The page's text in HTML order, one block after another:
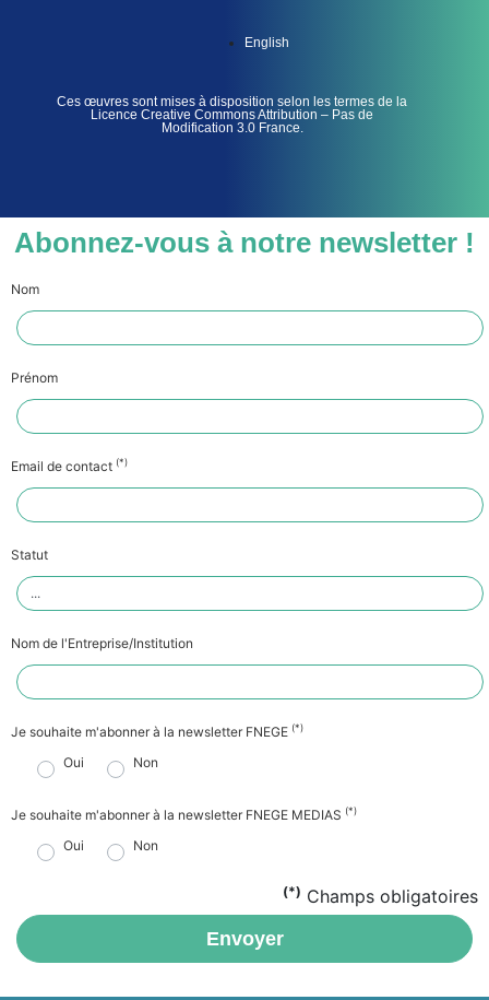
English
Ces œuvres sont mises à disposition selon les termes de la
Licence Creative Commons Attribution – Pas de
Modification 3.0 France.
Abonnez-vous à notre newsletter !
Nom
Prénom
Email de contact (*)
Statut
Nom de l'Entreprise/Institution
Je souhaite m'abonner à la newsletter FNEGE (*)
Oui Non
Je souhaite m'abonner à la newsletter FNEGE MEDIAS (*)
Oui Non
(*) Champs obligatoires
Envoyer